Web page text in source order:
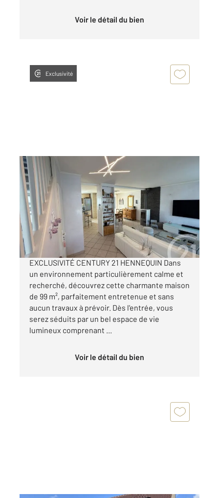
Voir le détail du bien
Exclusivité
ECQUEVILLY 78
99 m , 5 pièces
Ref : 684
Maison à vendre
343 000 €
Visiter le site dédié
EXCLUSIVITÉ CENTURY 21 HENNEQUIN Dans
un environnement particulièrement calme et
recherché, découvrez cette charmante maison
de 99 m², parfaitement entretenue et sans
aucun travaux à prévoir. Dès l'entrée, vous
serez séduits par un bel espace de vie
lumineux comprenant ...
Voir le détail du bien